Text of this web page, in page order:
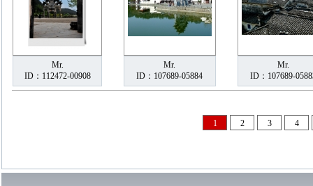
Mr.
ID：112472-00908
Mr.
ID：107689-05884
Mr.
ID：107689-
1 2 3 4